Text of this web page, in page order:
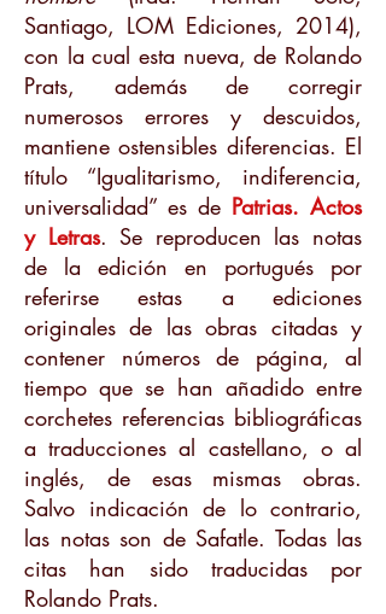
Santiago, LOM Ediciones, 2014),
con la cual esta nueva, de Rolando
Prats, además de corregir
numerosos errores y descuidos,
mantiene ostensibles diferencias. El
título “Igualitarismo, indiferencia,
universalidad” es de Patrias. Actos
y Letras. Se reproducen las notas
de la edición en portugués por
referirse estas a ediciones
originales de las obras citadas y
contener números de página, al
tiempo que se han añadido entre
corchetes referencias bibliográficas
a traducciones al castellano, o al
inglés, de esas mismas obras.
Salvo indicación de lo contrario,
las notas son de Safatle. Todas las
citas han sido traducidas por
Rolando Prats.